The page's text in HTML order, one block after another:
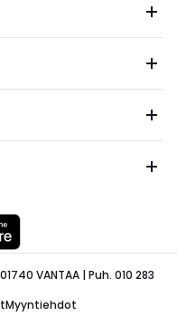
VANTAA | Puh. 010 283
Myyntiehdot